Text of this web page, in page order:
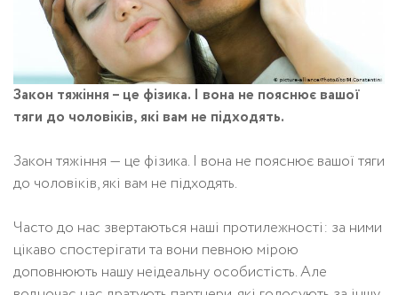
Закон тяжіння – це фізика. І вона не пояснює вашої
тяги до чоловіків, які вам не підходять.
Закон тяжіння — це фізика. І вона не пояснює вашої тяги
до чоловіків, які вам не підходять.
Часто до нас звертаються наші протилежності: за ними
цікаво спостерігати та вони певною мірою
доповнюють нашу неідеальну особистість. Але